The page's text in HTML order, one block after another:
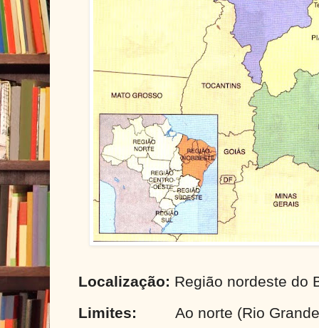
Localização: Região nordeste do
Limites:
Ao norte (Rio